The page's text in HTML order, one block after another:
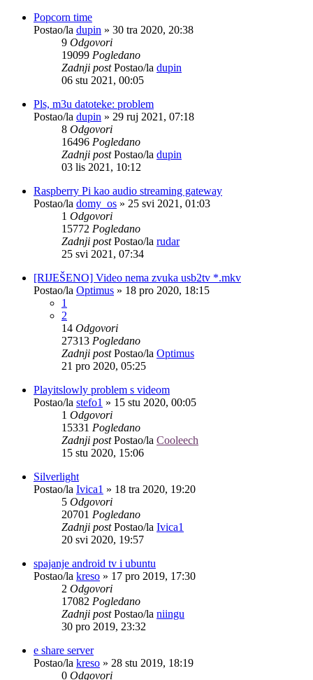
Popcorn time
Postao/la dupin » 30 tra 2020, 20:38
9 Odgovori
19099 Pogledano
Zadnji postPostao/la dupin
06 stu 2021, 00:05
Pls, m3u datoteke: problem
Postao/la dupin » 29 ruj 2021, 07:18
8 Odgovori
16496 Pogledano
Zadnji postPostao/la dupin
03 lis 2021, 10:12
Raspberry Pi kao audio streaming gateway
Postao/la domy_os » 25 svi 2021, 01:03
1 Odgovori
15772 Pogledano
Zadnji postPostao/la rudar
25 svi 2021, 07:34
[RIJEŠENO] Video nema zvuka usb2tv *.mkv
Postao/la Optimus » 18 pro 2020, 18:15
1
2
14 Odgovori
27313 Pogledano
Zadnji postPostao/la Optimus
21 pro 2020, 05:25
Playitslowly problem s videom
Postao/la stefo1 » 15 stu 2020, 00:05
1 Odgovori
15331 Pogledano
Zadnji postPostao/la Cooleech
15 stu 2020, 15:06
Silverlight
Postao/la Ivica1 » 18 tra 2020, 19:20
5 Odgovori
20701 Pogledano
Zadnji postPostao/la Ivica1
20 svi 2020, 19:57
spajanje android tv i ubuntu
Postao/la kreso » 17 pro 2019, 17:30
2 Odgovori
17082 Pogledano
Zadnji postPostao/la niingu
30 pro 2019, 23:32
e share server
Postao/la kreso » 28 stu 2019, 18:19
0 Odgovori